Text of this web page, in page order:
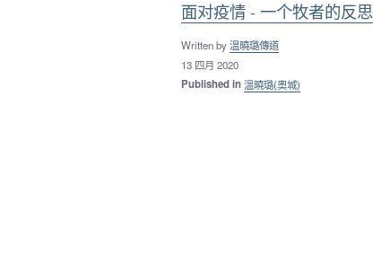
面对疫情 - 一个牧者的反思
Written by溫曉璐傳道
13 四月 2020
Published in溫曉璐(奧城)